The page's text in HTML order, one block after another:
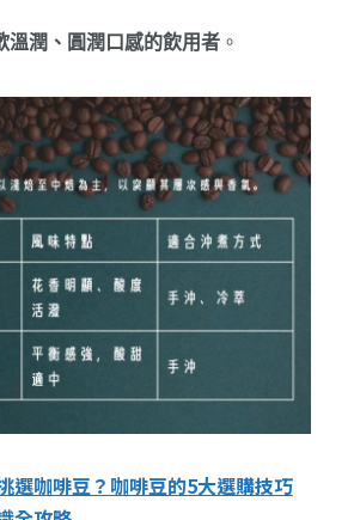
溫潤、圓潤口感的飲用者。
選咖啡豆？咖啡豆的5大選購技巧